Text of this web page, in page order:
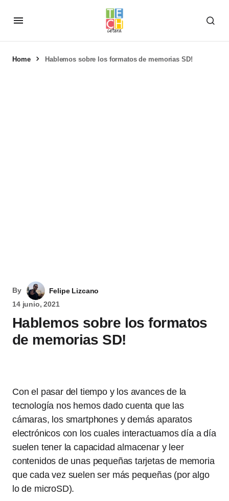
Home Hablemos sobre los formatos de memorias SD!
By
Felipe Lizcano
14 junio, 2021
Hablemos sobre los formatos
de memorias SD!
Con el pasar del tiempo y los avances de la
tecnología nos hemos dado cuenta que las
cámaras, los smartphones y demás aparatos
electrónicos con los cuales interactuamos día a día
suelen tener la capacidad almacenar y leer
contenidos de unas pequeñas tarjetas de memoria
que cada vez suelen ser más pequeñas (por algo
lo de microSD).